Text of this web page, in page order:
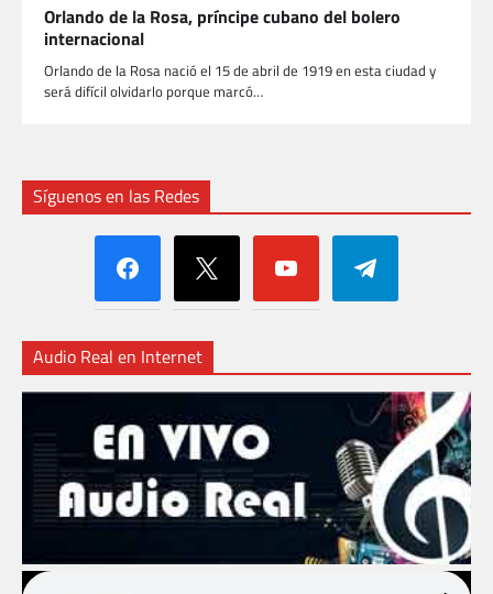
Orlando de la Rosa, príncipe cubano del bolero
internacional
Orlando de la Rosa nació el 15 de abril de 1919 en esta ciudad y
será difícil olvidarlo porque marcó…
Síguenos en las Redes
facebook x youtube telegram
Audio Real en Internet